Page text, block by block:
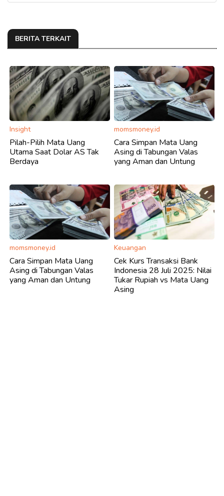
BERITA TERKAIT
Insight
Pilah-Pilih Mata Uang
Utama Saat Dolar AS Tak
Berdaya
momsmoney.id
Cara Simpan Mata Uang
Asing di Tabungan Valas
yang Aman dan Untung
momsmoney.id
Cara Simpan Mata Uang
Asing di Tabungan Valas
yang Aman dan Untung
Keuangan
Cek Kurs Transaksi Bank
Indonesia 28 Juli 2025: Nilai
Tukar Rupiah vs Mata Uang
Asing